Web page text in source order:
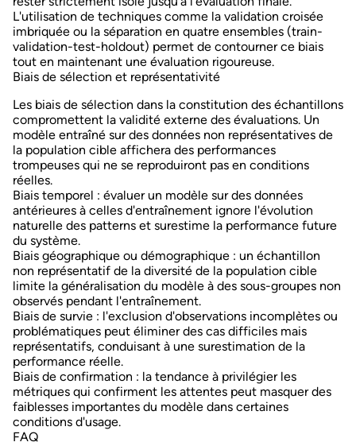
L'utilisation de techniques comme la validation croisée
imbriquée ou la séparation en quatre ensembles (train-
validation-test-holdout) permet de contourner ce biais
tout en maintenant une évaluation rigoureuse.
Biais de sélection et représentativité
Les biais de sélection dans la constitution des échantillons
compromettent la validité externe des évaluations. Un
modèle entraîné sur des données non représentatives de
la population cible affichera des performances
trompeuses qui ne se reproduiront pas en conditions
réelles.
Biais temporel : évaluer un modèle sur des données
antérieures à celles d'entraînement ignore l'évolution
naturelle des patterns et surestime la performance future
du système.
Biais géographique ou démographique : un échantillon
non représentatif de la diversité de la population cible
limite la généralisation du modèle à des sous-groupes non
observés pendant l'entraînement.
Biais de survie : l'exclusion d'observations incomplètes ou
problématiques peut éliminer des cas difficiles mais
représentatifs, conduisant à une surestimation de la
performance réelle.
Biais de confirmation : la tendance à privilégier les
métriques qui confirment les attentes peut masquer des
faiblesses importantes du modèle dans certaines
conditions d'usage.
FAQ